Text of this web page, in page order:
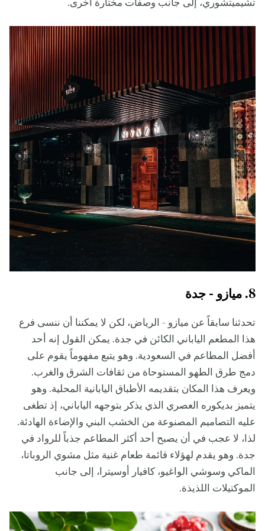
تشيميتشوري، إلى جانب وصفات مختارة أخرى.
8. ميازو - جدة
تحدثنا سابقاً عن ميازو - الرياض، لكن لا يمكننا أن ننسى فرع
هذا المطعم الياباني الكائن في جدة. يمكن القول إنه أحد
أفضل المطاعم في السعودية. وهو يتبع مفهوماً يقوم على
دمج طرق الطهو المستوحاة من ثقافات الشرق والغرب.
ويعرف هذا المكان بتقديمه الأطباق اليابانية المحلية. وهو
يتميز بديكوره العصري الذي يذكر بتوجهه الياباني، إذ تطغى
عليه التصاميم المصنوعة من الخشب البني والإضاءة الهادئة.
لذا، لا عجب في أن يصبح أحد أكثر المطاعم جذباً للرواد في
جدة. وهو يقدم لهؤلاء قائمة طعام غنية مثل مشوي الروباتا،
الماكي وسوشي الواغيو، كافيار أوسيترا، إلى جانب
الموكتيلات اللذيذة.